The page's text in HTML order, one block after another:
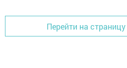
Перейти на